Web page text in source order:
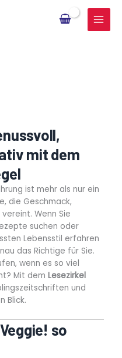
mit dem
ist mehr als nur ein
die Geschmack,
Wenn Sie
suchen oder
Lebensstil erfahren
das Richtige für Sie.
wenn es so viel
Mit demLesezirkel
und
Blick.
so